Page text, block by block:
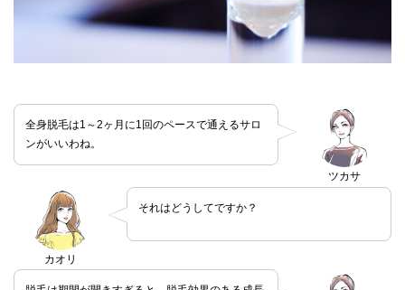
ツカサ
全身脱毛は1～2ヶ月に1回のペースで通えるサロ
ンがいいわね。
カオリ
それはどうしてですか？